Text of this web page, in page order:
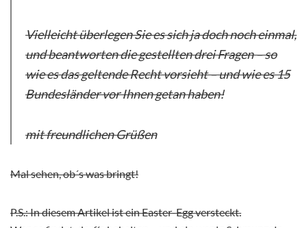
Vielleicht überlegen Sie es sich ja doch noch einmal,
und beantworten die gestellten drei Fragen – so
wie es das geltende Recht vorsieht – und wie es 15
Bundesländer vor Ihnen getan haben!
mit freundlichen Grüßen
Mal sehen, ob´s was bringt!
P.S.: In diesem Artikel ist ein Easter-Egg versteckt.